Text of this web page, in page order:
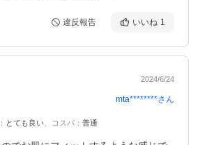
違反報告 いいね 1
2024/6/24
mta********さん
： とても良い コスパ ： 普通